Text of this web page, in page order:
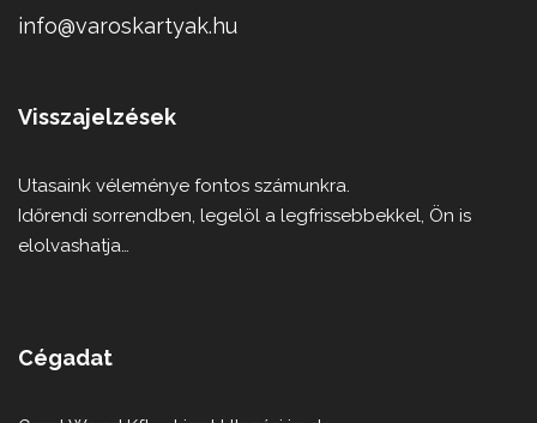
info@varoskartyak.hu
Visszajelzések
Utasaink véleménye fontos számunkra.
Időrendi sorrendben, legelöl a legfrissebbekkel, Ön is
elolvashatja…
Cégadat